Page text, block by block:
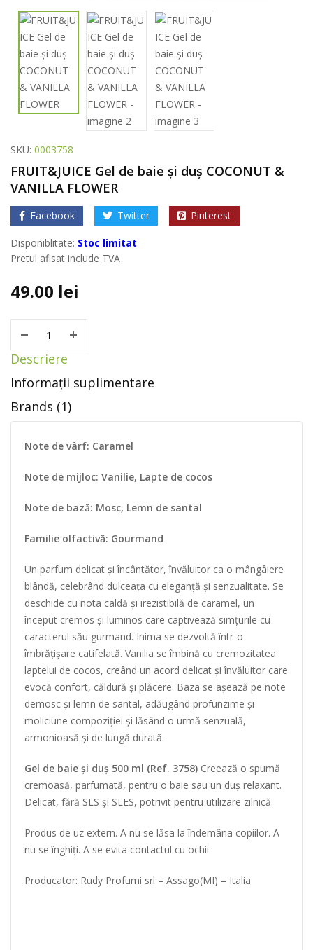
SKU: 0003758
FRUIT&JUICE Gel de baie și duș COCONUT &
VANILLA FLOWER
Facebook Twitter Pinterest
Disponiblitate: Stoc limitat
Pretul afisat include TVA
49.00 lei
Descriere
Informații suplimentare
Brands (1)
Note de vârf: Caramel
Note de mijloc: Vanilie, Lapte de cocos
Note de bază: Mosc, Lemn de santal
Familie olfactivă: Gourmand
Un parfum delicat și încântător, învăluitor ca o mângâiere
blândă, celebrând dulceața cu eleganță și senzualitate. Se
deschide cu nota caldă și irezistibilă de caramel, un
început cremos și luminos care captivează simțurile cu
caracterul său gurmand. Inima se dezvoltă într-o
îmbrățișare catifelată. Vanilia se îmbină cu cremozitatea
laptelui de cocos, creând un acord delicat și învăluitor care
evocă confort, căldură și plăcere. Baza se așează pe note
demosc și lemn de santal, adăugând profunzime și
moliciune compoziției și lăsând o urmă senzuală,
armonioasă și de lungă durată.
Gel de baie și duș 500 ml (Ref. 3758) Creează o spumă
cremoasă, parfumată, pentru o baie sau un duș relaxant.
Delicat, fără SLS și SLES, potrivit pentru utilizare zilnică.
Produs de uz extern. A nu se lăsa la îndemâna copiilor. A
nu se înghiți. A se evita contactul cu ochii.
Producator: Rudy Profumi srl – Assago(MI) – Italia